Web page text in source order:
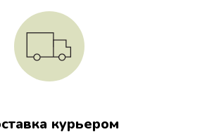
курьером